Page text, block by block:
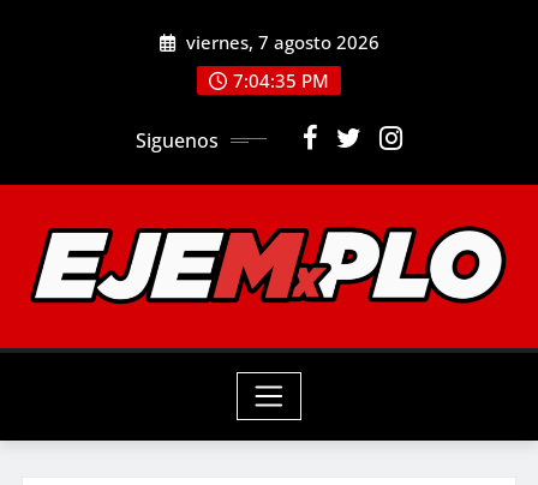
viernes, 7 agosto 2026
7:04:37 PM
Siguenos